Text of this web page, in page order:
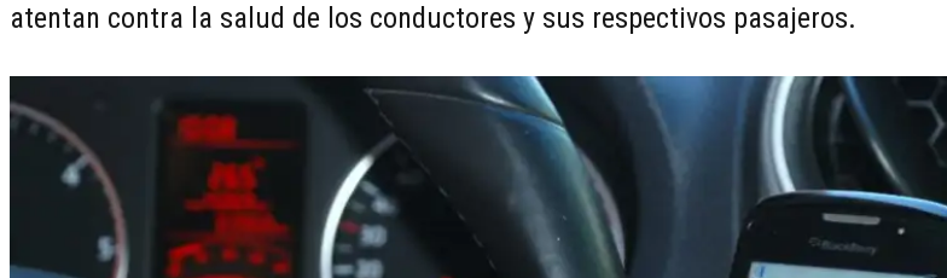
atentan contra la salud de los conductores y sus respectivos pasajeros.